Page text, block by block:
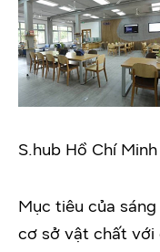
S.hub Hồ Chí
Mục tiêu của
cơ sở vật chất với